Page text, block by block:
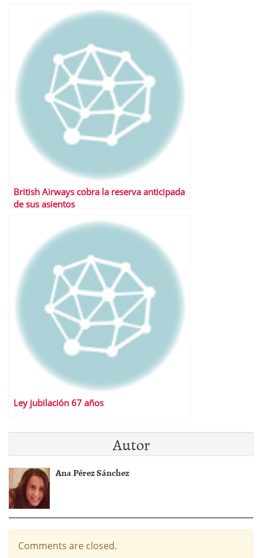
British Airways cobra la reserva anticipada
de sus asientos
Ley jubilación 67 años
Autor
Ana Pérez Sánchez
Comments are closed.